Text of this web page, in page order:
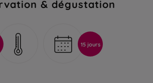
& dégustation
15 jours